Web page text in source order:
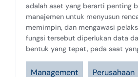
adalah aset yang berarti penting
manajemen untuk menyusun
memimpin, dan mengawasi
fungsi tersebut diperlukan data
bentuk yang tepat, pada saat
Management Perusahaan